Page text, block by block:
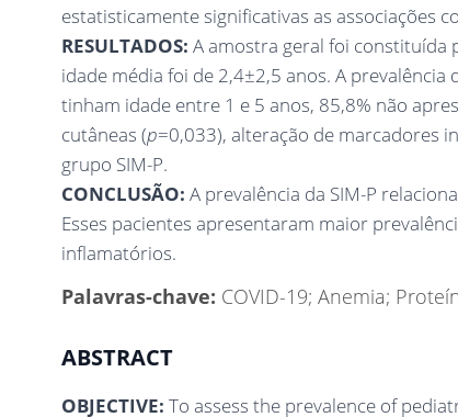
estatisticamente significativas as associações
RESULTADOS: A amostra geral foi constituída
idade média foi de 2,4±2,5 anos. A prevalência
tinham idade entre 1 e 5 anos, 85,8% não
cutâneas (p=0,033), alteração de marcadores
grupo SIM-P.
CONCLUSÃO: A prevalência da SIM-P
Esses pacientes apresentaram maior
inflamatórios.
Palavras-chave: COVID-19; Anemia;
ABSTRACT
OBJECTIVE: To assess the prevalence of